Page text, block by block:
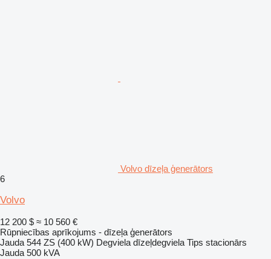
Volvo dīzeļa ģenerātors
6
Volvo
12 200 $ ≈ 10 560 €
Rūpniecības aprīkojums - dīzeļa ģenerātors
Jauda 544 ZS (400 kW) Degviela dīzeļdegviela Tips stacionārs
Jauda 500 kVA